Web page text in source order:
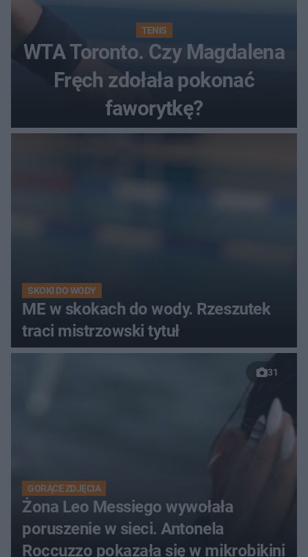
TENIS
WTA Toronto. Czy Magdalena
Fręch zdołała pokonać
faworytkę?
SKOKI DO WODY
ME w skokach do wody. Rzeszutek
traci mistrzowski tytuł
31
GORĄCE ZDJĘCIA
Żona Leo Messiego wywołała
poruszenie w sieci. Antonela
Roccuzzo pokazała się w mikrobikini